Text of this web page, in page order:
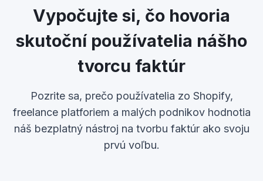
Vypočujte si, čo hovoria
skutoční používatelia nášho
tvorcu faktúr
Pozrite sa, prečo používatelia zo Shopify,
freelance platforiem a malých podnikov hodnotia
náš bezplatný nástroj na tvorbu faktúr ako svoju
prvú voľbu.